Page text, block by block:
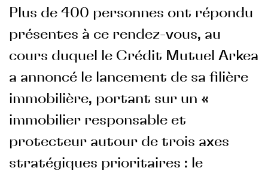
Plus de 400 personnes ont répondu
présentes à ce rendez-vous, au
cours duquel le Crédit Mutuel Arkea
a annoncé le lancement de sa filière
immobilière, portant sur un «
immobilier responsable et
protecteur autour de trois axes
stratégiques prioritaires : le